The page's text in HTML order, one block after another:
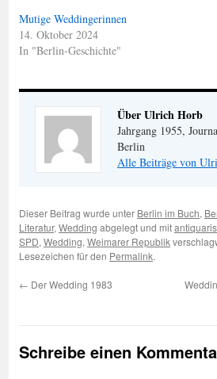
Mutige Weddingerinnen
14. Oktober 2024
In "Berlin-Geschichte"
Über Ulrich Horb
Jahrgang 1955,
Berlin
Alle Beiträge von
Dieser Beitrag wurde unter Berlin im Buch,
Literatur, Wedding abgelegt und mit
SPD, Wedding, Weimarer Republik
Lesezeichen für den Permalink.
← Der Wedding 1983
Schreibe einen